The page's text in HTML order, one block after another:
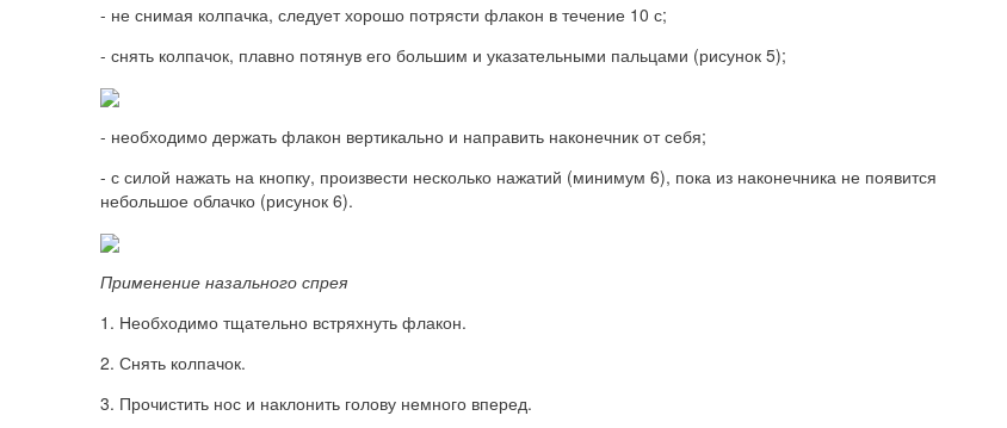
- не снимая колпачка, следует хорошо потрясти флакон в течение 10 с;
- снять колпачок, плавно потянув его большим и указательными пальцами (рисунок 5);
- необходимо держать флакон вертикально и направить наконечник от себя;
- с силой нажать на кнопку, произвести несколько нажатий (минимум 6), пока из наконечника не появится
небольшое облачко (рисунок 6).
Применение назального спрея
1. Необходимо тщательно встряхнуть флакон.
2. Снять колпачок.
3. Прочистить нос и наклонить голову немного вперед.